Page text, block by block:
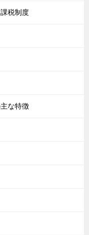
税制度
な特徴